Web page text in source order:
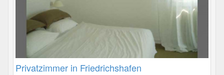
Privatzimmer in Friedrichshafen